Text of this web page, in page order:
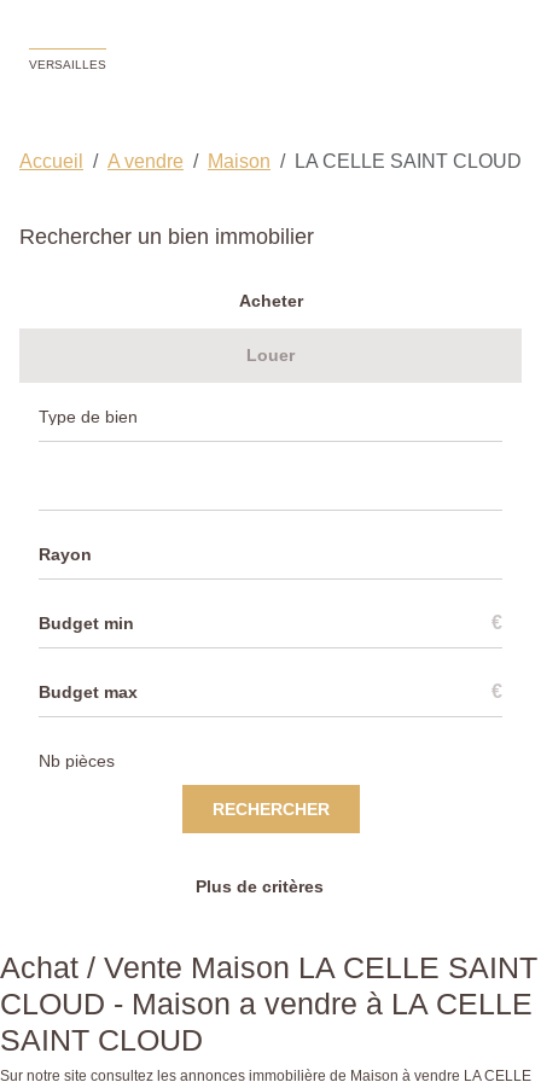
VERSAILLES
Accueil A vendre Maison LA CELLE SAINT CLOUD
Rechercher un bien immobilier
Acheter
Louer
Rayon
€
€
RECHERCHER
Plus de critères
Achat / Vente Maison LA CELLE SAINT
CLOUD - Maison a vendre à LA CELLE
SAINT CLOUD
Sur notre site consultez les annonces immobilière de Maison à vendre LA CELLE